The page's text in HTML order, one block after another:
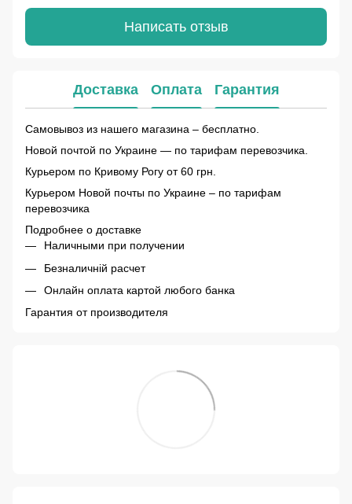
Написать отзыв
Доставка Оплата Гарантия
Самовывоз из нашего магазина – бесплатно.
Новой почтой по Украине — по тарифам перевозчика.
Курьером по Кривому Рогу от 60 грн.
Курьером Новой почты по Украине – по тарифам
перевозчика
Подробнее о доставке
Наличными при получении
Безналичній расчет
Онлайн оплата картой любого банка
Гарантия от производителя